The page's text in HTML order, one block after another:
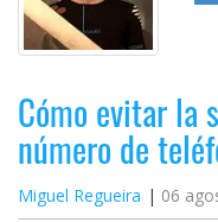
Cómo evitar la
número de
Miguel Regueira 06